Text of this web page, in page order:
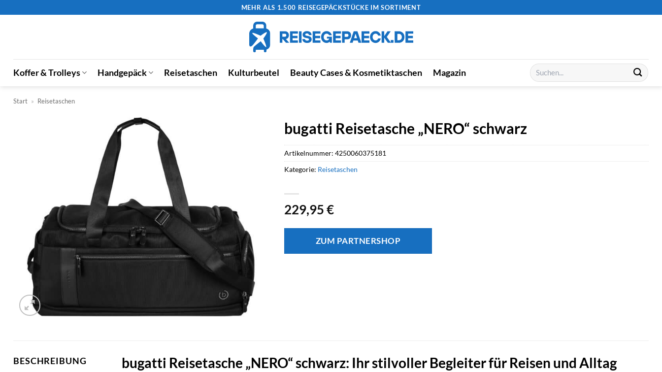
MEHR ALS 1.500 REISEGEPÄCKSTÜCKE IM SORTIMENT
Koffer & Trolleys Handgepäck Reisetaschen Kulturbeutel Beauty Cases & Kosmetiktaschen Magazin
Suchen
nach:
Start » Reisetaschen
bugatti Reisetasche „NERO“ schwarz
229,95€
ZUM PARTNERSHOP
Artikelnummer: 4250060375181
Kategorie: Reisetaschen
BESCHREIBUNG bugatti Reisetasche „NERO“ schwarz: Ihr stilvoller Begleiter für Reisen und Alltag